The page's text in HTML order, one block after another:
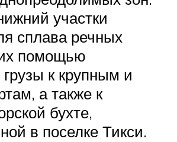
участки
сплава речных
помощью
к крупным и
а также к
бухте,
в поселке Тикси.